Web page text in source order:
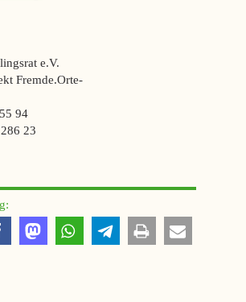
e.V.
Fremde.Orte-
94
23